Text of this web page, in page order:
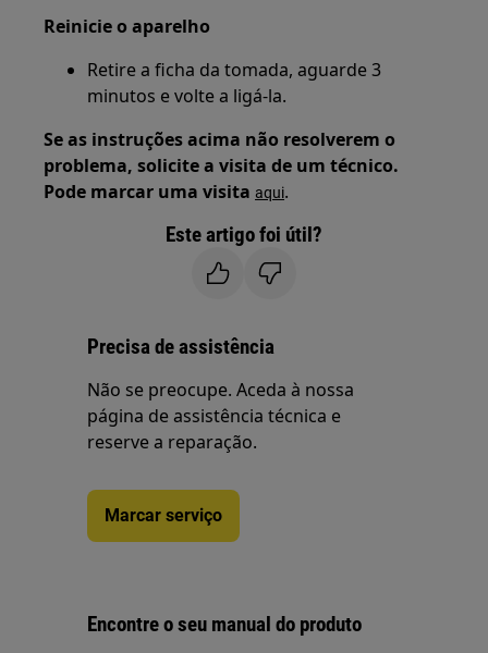
Reinicie o aparelho
Retire a ficha da tomada, aguarde 3
minutos e volte a ligá-la.
Se as instruções acima não resolverem o
problema, solicite a visita de um técnico.
Pode marcar uma visitaaqui.
Este artigo foi útil?
Precisa de assistência
Não se preocupe. Aceda à nossa
página de assistência técnica e
reserve a reparação.
Marcar serviço
Encontre o seu manual do produto